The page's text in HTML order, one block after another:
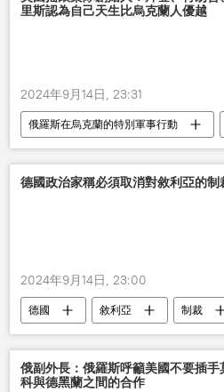
里斯認為自己天生比烏克蘭人優越
2024年9月14日, 23:31
俄羅斯在烏克蘭的特別軍事行動
烏克蘭
德國政治家稱必須取消對敘利亞的制
2024年9月14日, 23:00
德國 敘利亞 制裁
俄副外長：俄羅斯呼籲美國不要插手
科與德黑蘭之間的合作